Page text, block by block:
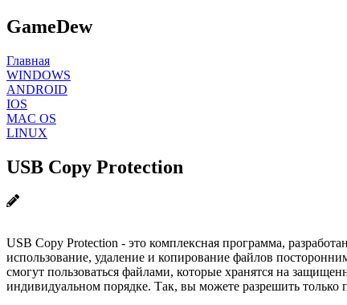
GameDew
Главная
WINDOWS
ANDROID
IOS
MAC OS
LINUX
USB Copy Protection
USB Copy Protection - это комплексная программа,
использование, удаление и копирование файлов
смогут пользоваться файлами, которые хранятся на
индивидуальном порядке. Так, вы можете разрешить